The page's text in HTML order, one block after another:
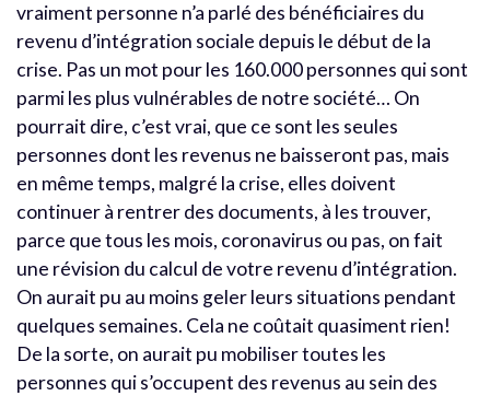
vraiment personne n’a parlé des bénéficiaires du
revenu d’intégration sociale depuis le début de la
crise. Pas un mot pour les 160.000 personnes qui sont
parmi les plus vulnérables de notre société… On
pourrait dire, c’est vrai, que ce sont les seules
personnes dont les revenus ne baisseront pas, mais
en même temps, malgré la crise, elles doivent
continuer à rentrer des documents, à les trouver,
parce que tous les mois, coronavirus ou pas, on fait
une révision du calcul de votre revenu d’intégration.
On aurait pu au moins geler leurs situations pendant
quelques semaines. Cela ne coûtait quasiment rien!
De la sorte, on aurait pu mobiliser toutes les
personnes qui s’occupent des revenus au sein des